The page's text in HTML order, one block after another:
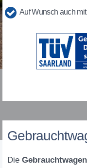
Auf Wunsch auch
Die